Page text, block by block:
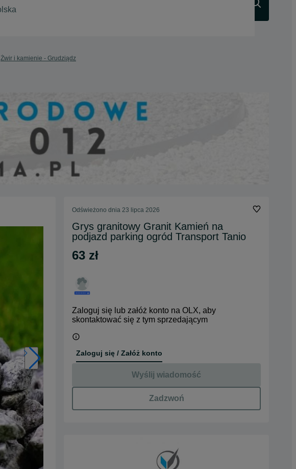
Żwir i kamienie - Grudziądz
Odświeżono dnia 23 lipca 2026
Grys granitowy Granit Kamień na
podjazd parking ogród Transport Tanio
63 zł
Zaloguj się lub załóż konto na OLX, aby
skontaktować się z tym sprzedającym
Zaloguj się / Załóż konto
Wyślij wiadomość
Zadzwoń